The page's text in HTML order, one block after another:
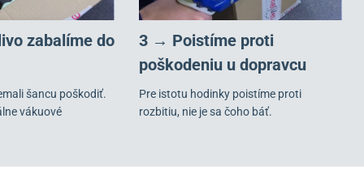
zabalíme do
šancu poškodiť.
vákuové
3 → Poistíme proti
poškodeniu u dopravcu
Pre istotu hodinky poistíme proti
rozbitiu, nie je sa čoho báť.